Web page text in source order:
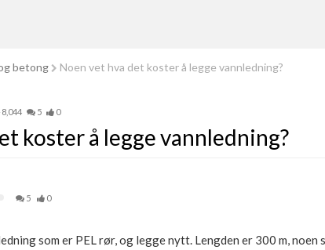
betong Noen vet hva det koster å legge vannledning?
8,044 5 0
koster å legge vannledning?
5 0
som er PEL rør, og legge nytt. Lengden er 300 m,